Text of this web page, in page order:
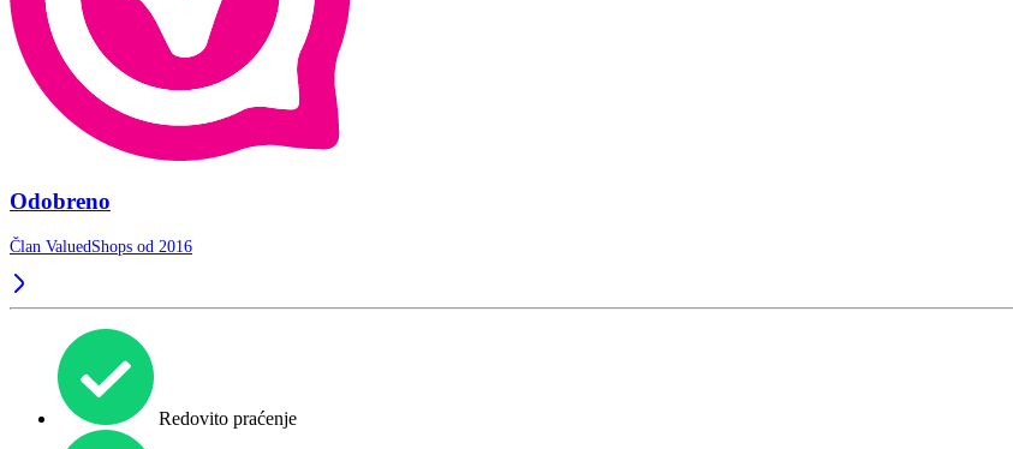
Odobreno
Član ValuedShops od 2016
Redovito praćenje